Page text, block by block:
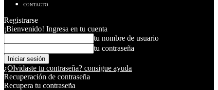
CONTACTO
Registrarse
¡Bienvenido! Ingresa en tu cuenta
tu nombre de usuario
tu contraseña
¿Olvidaste tu contraseña? consigue ayuda
Recuperación de contraseña
Recupera tu contraseña